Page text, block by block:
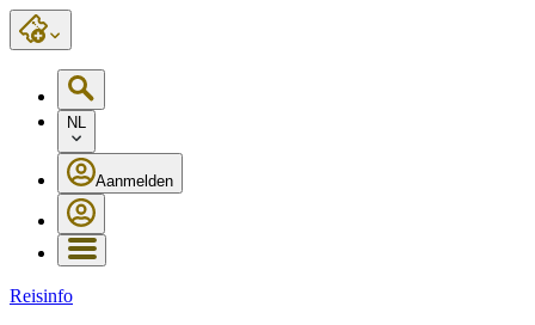
NL
Aanmelden
Reisinfo